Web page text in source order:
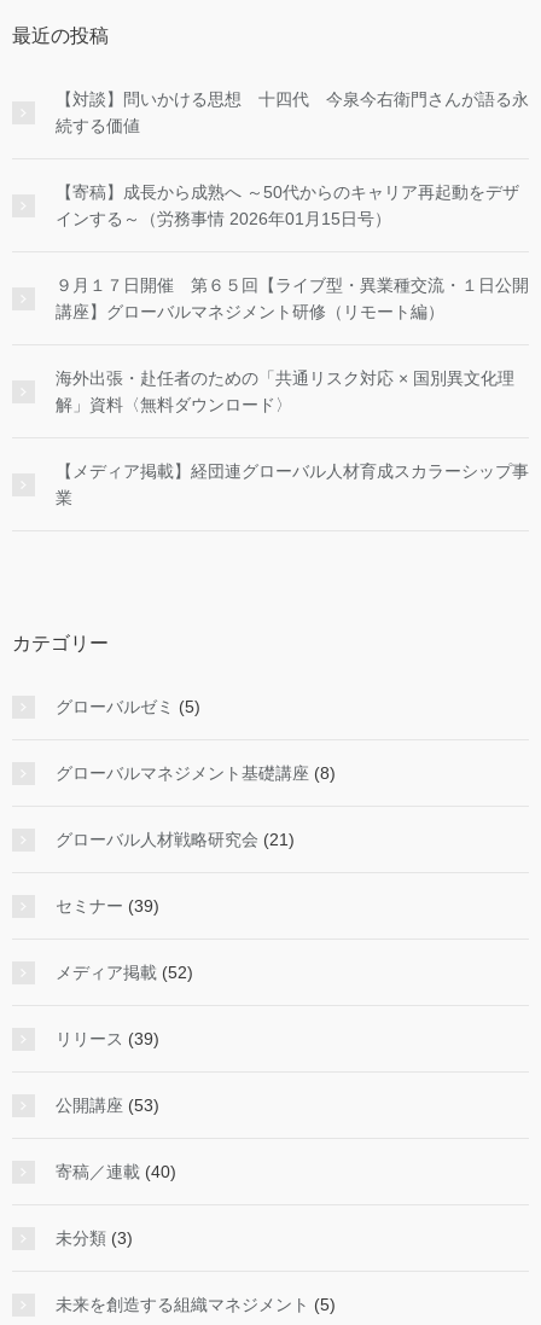
最近の投稿
【対談】問いかける思想 十四代 今泉今右衛門さんが語る永
続する価値
【寄稿】成長から成熟へ ～50代からのキャリア再起動をデザ
インする～（労務事情 2026年01月15日号）
９月１７日開催 第６５回【ライブ型・異業種交流・１日公開
講座】グローバルマネジメント研修（リモート編）
海外出張・赴任者のための「共通リスク対応 × 国別異文化理
解」資料〈無料ダウンロード〉
【メディア掲載】経団連グローバル人材育成スカラーシップ事
業
カテゴリー
グローバルゼミ (5)
グローバルマネジメント基礎講座 (8)
グローバル人材戦略研究会 (21)
セミナー (39)
メディア掲載 (52)
リリース (39)
公開講座 (53)
寄稿／連載 (40)
未分類 (3)
未来を創造する組織マネジメント (5)